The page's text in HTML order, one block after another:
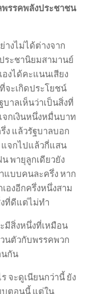
รรคพลังประชาชน
างไม่ได้ต่างจาก
ระชานิยมสามานย์
องได้คะแนนเสียง
จะเกิดประโยชน์
าลเห็นว่าเป็นสิ่งที่
กเงินหนึ่งหมื่นบาท
ง แล้วรัฐบาลบอก
แจกไปแล้วกี่แสน
พายุลูกเดียวยัง
แบบคนละครึ่ง หาก
องอีกครึ่งหนึ่งสาม
ที่ดีแต่ไม่ทำ
สิ่งหนึ่งที่เหมือน
นตัวกับพรรคพวก
นกัน
จะดูเนียนกว่านี้ ยัง
บตอนนี้ แต่ใน